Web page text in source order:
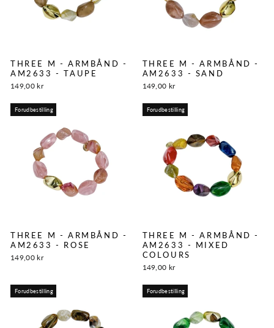
THREE M - ARMBÅND -
AM2633 - TAUPE
149,00 kr
THREE M - ARMBÅND -
AM2633 - SAND
149,00 kr
Forudbestilling
THREE M - ARMBÅND -
AM2633 - ROSE
149,00 kr
Forudbestilling
THREE M - ARMBÅND -
AM2633 - MIXED
COLOURS
149,00 kr
Forudbestilling Forudbestilling